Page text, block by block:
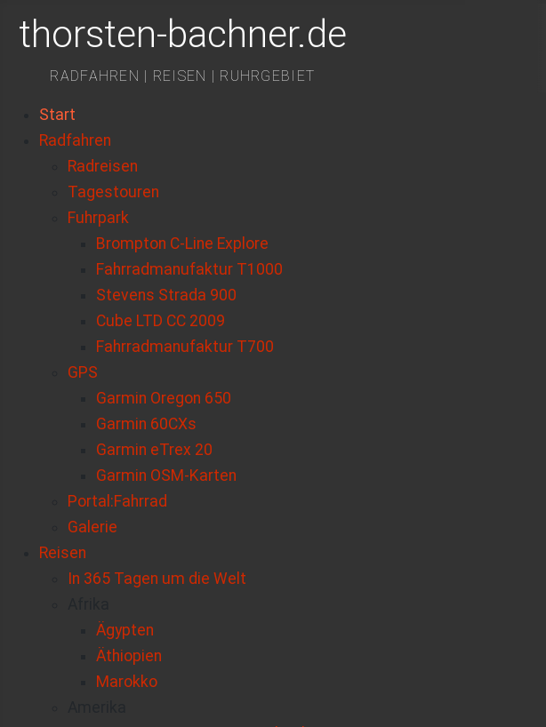
thorsten-bachner.de
RADFAHREN | REISEN | RUHRGEBIET
Start
Radfahren
Radreisen
Tagestouren
Fuhrpark
Brompton C-Line Explore
Fahrradmanufaktur T1000
Stevens Strada 900
Cube LTD CC 2009
Fahrradmanufaktur T700
GPS
Garmin Oregon 650
Garmin 60CXs
Garmin eTrex 20
Garmin OSM-Karten
Portal:Fahrrad
Galerie
Reisen
In 365 Tagen um die Welt
Ägypten
Äthiopien
Marokko